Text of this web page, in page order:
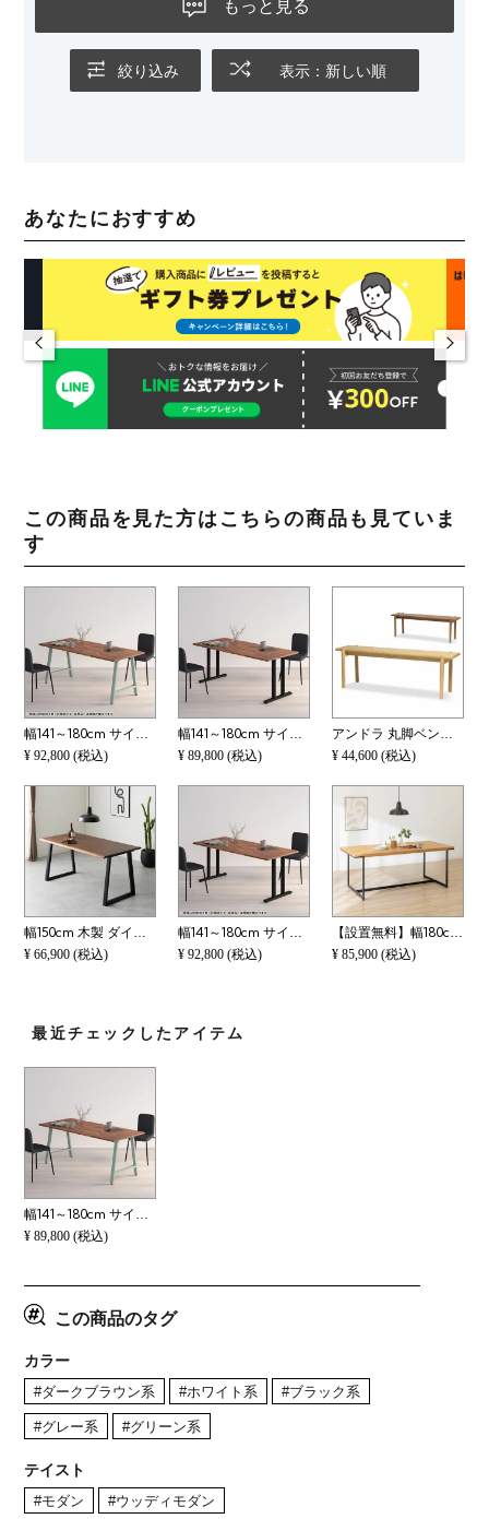
もっと見る
絞り込み 表示：新しい順
あなたにおすすめ
この商品を見た方はこちらの商品も見ていま
す
幅141～180cm サイズオーダーデスク Sizeno(シゼノ) パソコンデスク ウォールナット 集成材 木製 A字脚 スチール脚 天然木 パソコンデスク 切り欠き オフィスデスク テレワークデスク 勉強机 おしゃれ ウッディモダ
¥ 92,800 (税込)
幅141～180cm サイズオーダーテーブル Sizeno(シゼノ) ダイニングテーブル ウォールナット 集成材 木製 T字脚 スチール脚 天然木 テーブル 長方形 食卓テーブル おしゃれ ウッディモダン ダイニング ダークブラウン
¥ 89,800 (税込)
アンドラ 丸脚ベンチ 135 脚部無垢材仕様
¥ 44,600 (税込)
幅150cm 木製 ダイニングテーブル 2本脚 インスパイア 4人用 天然木 耳付き 一枚板風 テーブル 長方形 食卓テーブル おしゃれ 和モダン ダイニング ナチュラル ブラウン
¥ 66,900 (税込)
幅141～180cm サイズオーダーデスク Sizeno(シゼノ) パソコンデスク ウォールナット 集成材 木製 T字脚 スチール脚 天然木 パソコンデスク 切り欠き オフィスデスク テレワークデスク 勉強机 おしゃれ ウッディモダ
¥ 92,800 (税込)
【設置無料】幅180cm ダイニングテーブル 木製 ホワイトオーク 天然木 スチール脚 長方形 横長 大きめ 食卓テーブル 机 ダイニング おしゃれ ナチュラルモダン 北欧
¥ 85,900 (税込)
最近チェックしたアイテム
幅141～180cm サイズオーダーテーブル Sizeno(シゼノ) ダイニングテーブル ウォールナット 集成材 木製 A字脚 スチール脚 天然木 テーブル 長方形 食卓テーブル おしゃれ ウッディモダン ダイニング ダークブラウン
¥ 89,800 (税込)
この商品のタグ
カラー
#ダークブラウン系 #ホワイト系 #ブラック系
#グレー系 #グリーン系
テイスト
#モダン #ウッディモダン